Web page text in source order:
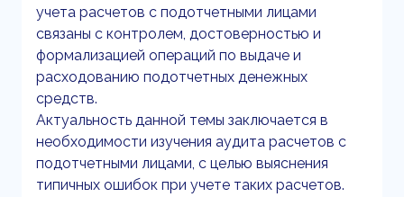
учета расчетов с подотчетными лицами
связаны с контролем, достоверностью и
формализацией операций по выдаче и
расходованию подотчетных денежных
средств.
Актуальность данной темы заключается в
необходимости изучения аудита расчетов с
подотчетными лицами, с целью выяснения
типичных ошибок при учете таких расчетов.